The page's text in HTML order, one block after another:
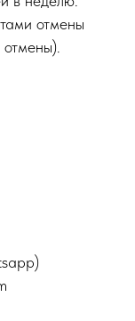
отмены